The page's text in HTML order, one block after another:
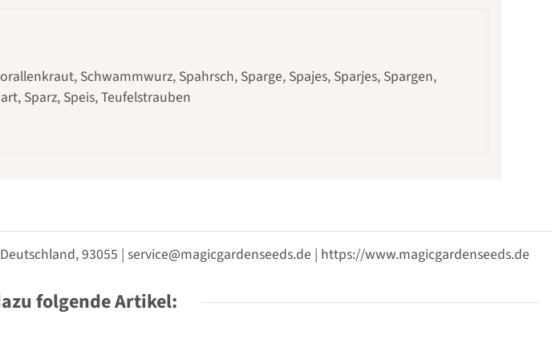
Schwammwurz, Spahrsch, Sparge, Spajes, Sparjes, Spargen,
Sparz, Speis, Teufelstrauben
93055 | service@magicgardenseeds.de | https://www.magicgardenseeds.de
folgende Artikel: